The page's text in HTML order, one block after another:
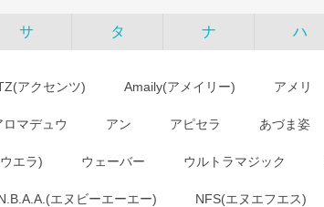
サ タ ナ ハ
アクセンツ) Amaily(アメイリー) アメリ
ロマデュウ アン アピセラ あづま姿
エラ) ウェーバー ウルトラマジック
エヌビーエーエー) NFS(エヌエフエス)